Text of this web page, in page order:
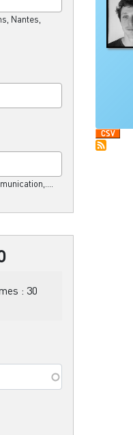
Nantes,
: 30